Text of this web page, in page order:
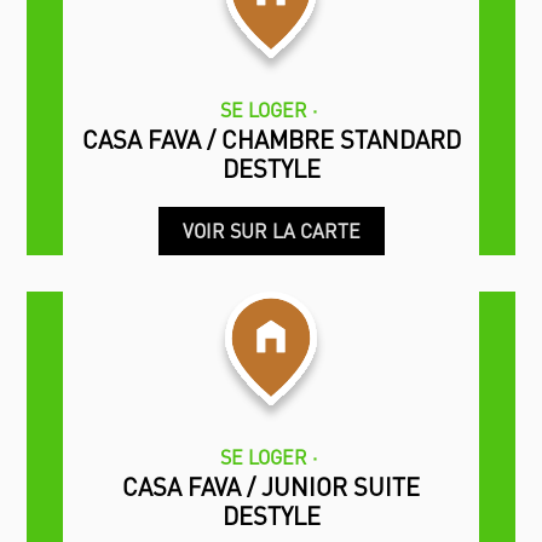
CASA FAVA / CHAMBRE STANDARD
DESTYLE
SE LOGER
VOIR SUR LA CARTE
CASA FAVA / JUNIOR SUITE
DESTYLE
SE LOGER